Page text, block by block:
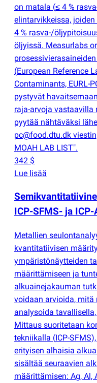
on matala (≤ 4 %
elintarvikkeissa,
4 % rasva-/
öljyissä. Measurlabs
(European Reference
Contaminants, EURL-
pystyvät
raja-arvoja
pyytää nähtäväksi
pc@food.dtu.dk
MOAH LAB LIST".
342 $
Lue lisää
ICP-SFMS- ja
Metallien
kvantitatiivisen
ympäristönäytteiden
määrittämiseen ja
alkuainejakauman
voidaan arvioida,
analysoida
Mittaus suoritetaan
tekniikalla (ICP-
erityisen alhaisia
sisältää seuraavien
määrittämisen: Ag, Al,